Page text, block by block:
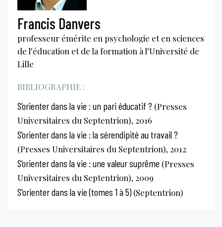
Francis Danvers
professeur émérite en psychologie et en sciences
de l’éducation et de la formation à l’Université de
Lille
BIBLIOGRAPHIE :
S’orienter dans la vie : un pari éducatif ? (Presses
Universitaires du Septentrion), 2016
S’orienter dans la vie : la sérendipité au travail ?
(Presses Universitaires du Septentrion), 2012
S’orienter dans la vie : une valeur suprême (Presses
Universitaires du Septentrion), 2009
S'orienter dans la vie (tomes 1 à 5)(Septentrion)